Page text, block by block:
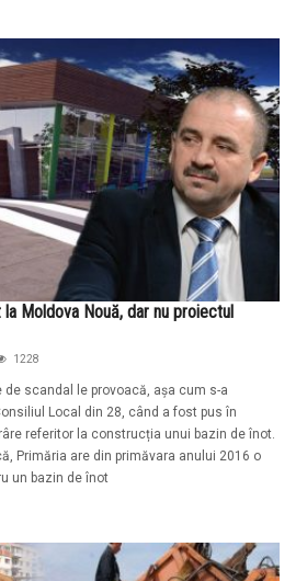
Moldova Nouă, dar nu proiectul
1228
scandal le provoacă, așa cum s-a
Local din 28, când a fost pus în
referitor la construcția unui bazin de înot.
Primăria are din primăvara anului 2016 o
un bazin de înot